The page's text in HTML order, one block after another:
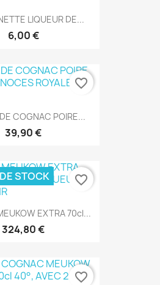
LIQUEUR DE...
6,00 €
COGNAC POIRE...
39,90 €
favorite_border
EXTRA 70cl...
324,80 €
STOCK favorite_border
favorite_border